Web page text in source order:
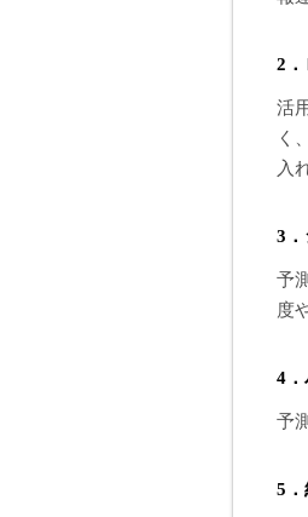
2．
活
く
入
3
予
度
4
予
5．